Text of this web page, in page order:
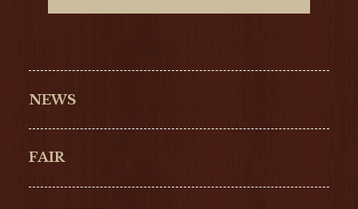
NEWS
FAIR